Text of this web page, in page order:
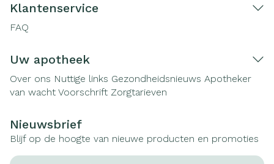
Klantenservice
FAQ
Uw apotheek
Over ons Nuttige links Gezondheidsnieuws Apotheker
van wacht Voorschrift Zorgtarieven
Nieuwsbrief
Blijf op de hoogte van nieuwe producten en promoties
E-mail adres